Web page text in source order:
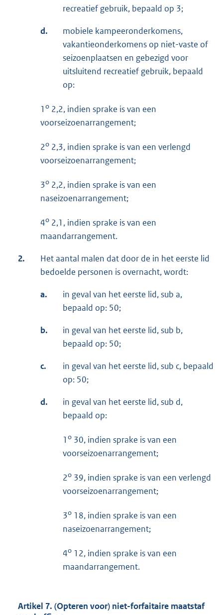
recreatief gebruik, bepaald op 3;
d.
mobiele kampeeronderkomens,
vakantieonderkomens op niet-vaste of
seizoenplaatsen en gebezigd voor
uitsluitend recreatief gebruik, bepaald
op:
1 o 2,2, indien sprake is van een
voorseizoenarrangement;
2o 2,3, indien sprake is van een verlengd
voorseizoenarrangement;
3o 2,2, indien sprake is van een
naseizoenarrangement;
4o 2,1, indien sprake is van een
maandarrangement.
2.
Het aantal malen dat door de in het eerste lid
bedoelde personen is overnacht, wordt:
a.
in geval van het eerste lid, sub a,
bepaald op: 50;
b.
in geval van het eerste lid, sub b,
bepaald op: 50;
c.
in geval van het eerste lid, sub c, bepaald
op: 50;
d.
in geval van het eerste lid, sub d,
bepaald op:
1 o 30, indien sprake is van een
voorseizoenarrangement;
2o 39, indien sprake is van een verlengd
voorseizoenarrangement;
3o 18, indien sprake is van een
naseizoenarrangement;
4o 12, indien sprake is van een
maandarrangement.
Artikel 7. (Opteren voor) niet-forfaitaire maatstaf